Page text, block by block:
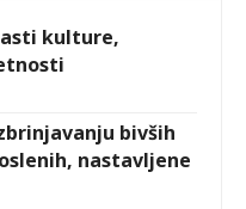
kulture,
bivših
nastavljene